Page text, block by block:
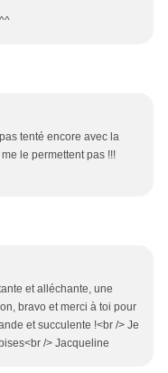
tenté encore avec la
le permettent pas !!!
et alléchante, une
bravo et merci à toi pour
et succulente !<br /> Je
/> Jacqueline